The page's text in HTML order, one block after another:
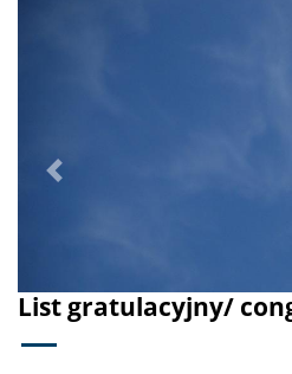
List gratulacyjny/
Poprzednie